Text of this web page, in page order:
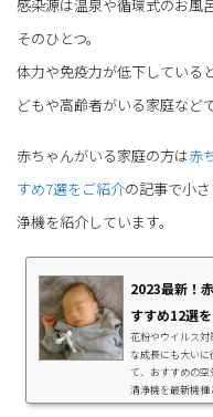
感染源は温泉や循環式のお風
そのひとつ。
体力や免疫力が低下している
どもや高齢者がいる家庭など
赤ちゃんがいる家庭の方は赤
すめ7選をご紹介の記事で小
浄機を紹介しています。
2023最新！
すすめ12選
花粉やウイルス
な成長にも大い
て、おすすめの
清浄機を最新機
るのがいいか一